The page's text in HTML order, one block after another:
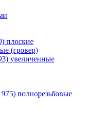
плоские
(гровер)
увеличенные
полнорезьбовые